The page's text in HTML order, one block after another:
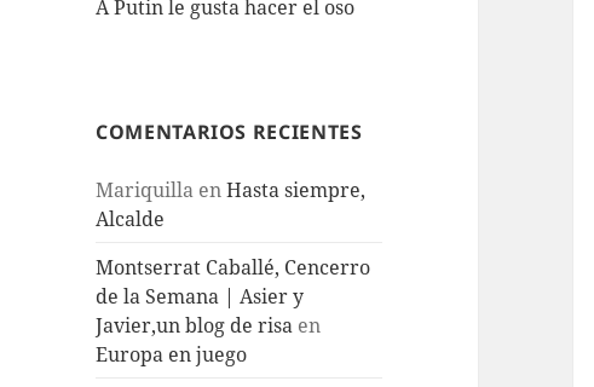
A Putin le gusta hacer el oso
COMENTARIOS RECIENTES
Mariquilla enHasta siempre,
Alcalde
Montserrat Caballé, Cencerro
de la Semana | Asier y
Javier,un blog de risa en
Europa en juego